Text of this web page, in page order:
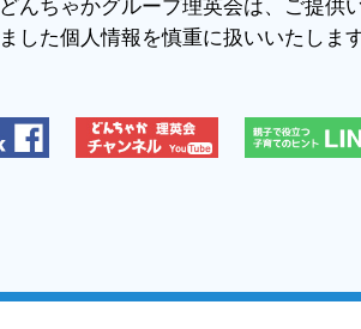
どんちゃかグループ理英会は、ご提供
ました個人情報を慎重に扱いいたしま